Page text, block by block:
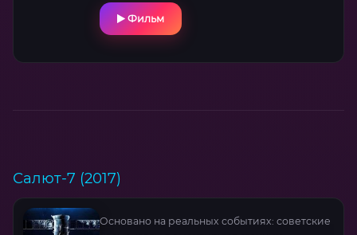
Фильм
Салют-7 (2017)
Основано на реальных событиях: советские